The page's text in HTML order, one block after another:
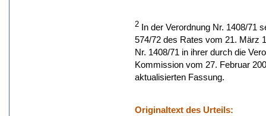
2 In der Verordnung Nr. 1408/71
574/72 des Rates vom 21. März
Nr. 1408/71 in ihrer durch die
Kommission vom 27. Februar
aktualisierten Fassung.
Originaltext des Urteils: